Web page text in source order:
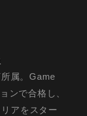
属。Game
ンで合格し、
アをスター